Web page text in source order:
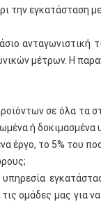
την εγκατάσταση
ανταγωνιστική
μέτρων. Η
σε όλα τα
ή δοκιμασμένα
έργο, το 5% του
ομάδες μας για